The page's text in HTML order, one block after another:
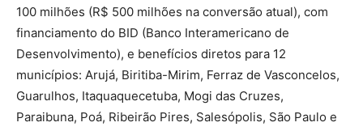
100 milhões (R$ 500 milhões na conversão atual), com
financiamento do BID (Banco Interamericano de
Desenvolvimento), e benefícios diretos para 12
municípios: Arujá, Biritiba-Mirim, Ferraz de Vasconcelos,
Guarulhos, Itaquaquecetuba, Mogi das Cruzes,
Paraibuna, Poá, Ribeirão Pires, Salesópolis, São Paulo e